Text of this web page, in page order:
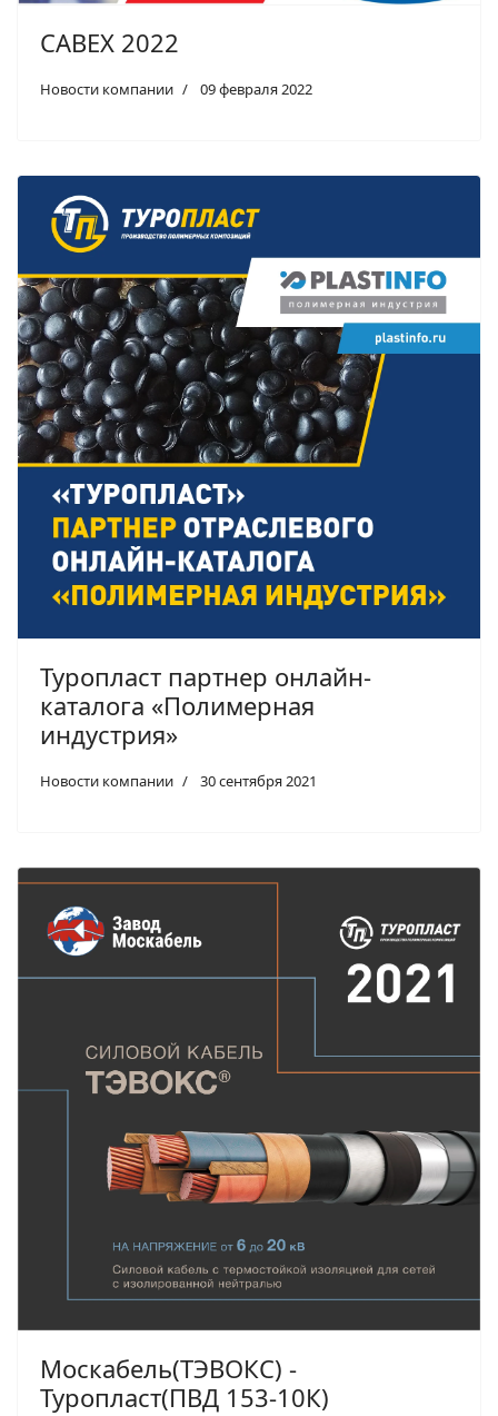
CABEX 2022
Новости компании 09 февраля 2022
Туропласт партнер онлайн-
каталога «Полимерная
индустрия»
Новости компании 30 сентября 2021
Москабель(ТЭВОКС) -
Туропласт(ПВД 153-10К)